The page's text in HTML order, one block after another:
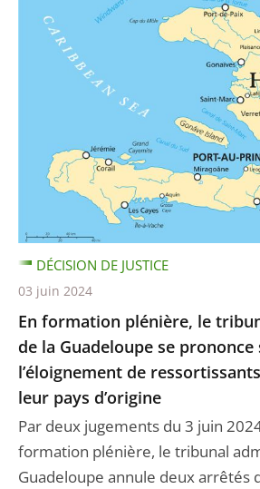
En formation plénière, le
de la Guadeloupe se
l’éloignement de
leur pays d’origine
Par deux jugements du 3 juin
formation plénière, le tribunal
Guadeloupe annule deux arrêtés
DÉCISION DE JUSTICE
03 juin 2024